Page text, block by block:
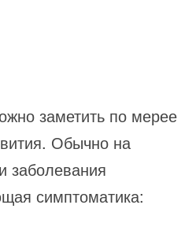
заметить по мерее
Обычно на
заболевания
симптоматика: